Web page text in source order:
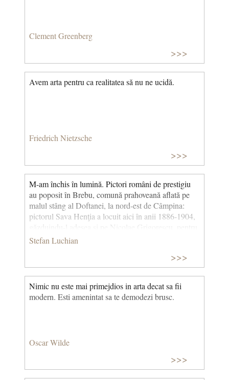
Clement Greenberg
>>>
Avem arta pentru ca realitatea să nu ne ucidă.
Friedrich Nietzsche
>>>
M-am închis în lumină. Pictori români de prestigiu
au poposit în Brebu, comună prahoveană aflată pe
malul stâng al Doftanei, la nord-est de Câmpina:
pictorul Sava Henţia a locuit aici în anii 1886-1904,
găzduindu-l adesea şi pe Nicolae Grigorescu, pentru
ca mai târziu, în 1908, Ştefan Luchian să
ansamblul medieval în care a locuit și să lase
comunei un adevărat motto: „La Brebu, m-am închis
Stefan Luchian
>>>
Nimic nu este mai primejdios in arta decat sa fii
modern. Esti amenintat sa te demodezi brusc.
Oscar Wilde
>>>